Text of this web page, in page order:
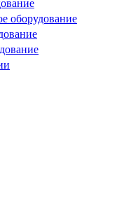
оборудование